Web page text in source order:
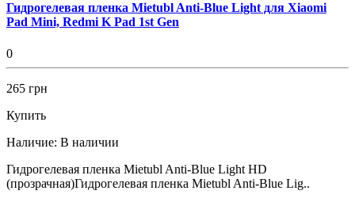
Гидрогелевая пленка Mietubl Anti-Blue Light для Xiaomi
Pad Mini, Redmi K Pad 1st Gen
0
265 грн
Купить
Наличие: В наличии
Гидрогелевая пленка Mietubl Anti-Blue Light HD
(прозрачная)Гидрогелевая пленка Mietubl Anti-Blue Lig..